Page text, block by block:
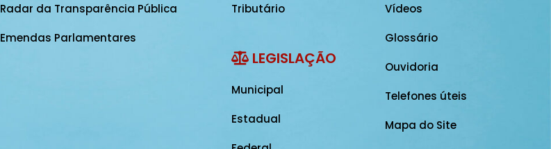
Radar da Transparência Pública
Emendas Parlamentares
Tributário
LEGISLAÇÃO
Municipal
Estadual
Vídeos
Glossário
Ouvidoria
Telefones úteis
Mapa do Site